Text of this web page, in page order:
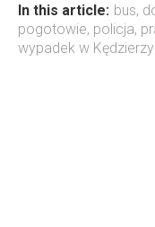
In this article: bus,
pogotowie, policja,
wypadek w